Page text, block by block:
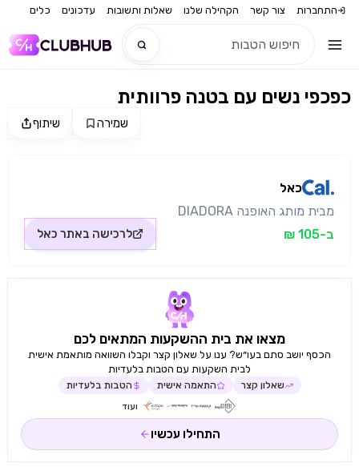
התחברות צור קשר הקהילה שלנו שאלות ותשובות עדכונים כלים
שיתוף שמירה
כפכפי נשים עם בטנה פרוותית
כאל
מבית מותג האופנה DIADORA
ב-105 ₪
לרכישה באתר כאל
מצאו את בית ההשקעות המתאים לכם
הכסף יושב סתם בעו״ש? ענו על שאלון קצר וקבלו השוואה מותאמת אישית
לבית השקעות עם הטבות בלעדיות
שאלון קצר התאמה אישית הטבות בלעדיות
ועוד
התחילו עכשיו